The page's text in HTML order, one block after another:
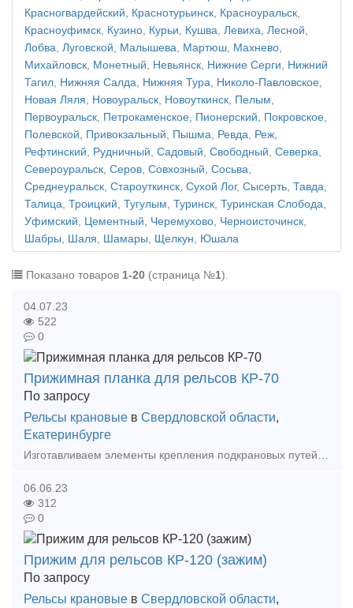
Красногвардейский, Краснотурьинск, Красноуральск,
Красноуфимск, Кузино, Курьи, Кушва, Левиха, Лесной,
Лобва, Луговской, Малышева, Мартюш, Махнево,
Михайловск, Монетный, Невьянск, Нижние Серги, Нижний
Тагил, Нижняя Салда, Нижняя Тура, Николо-Павловское,
Новая Ляля, Новоуральск, Новоуткинск, Пелым,
Первоуральск, Петрокаменское, Пионерский, Покровское,
Полевской, Привокзальный, Пышма, Ревда, Реж,
Рефтинский, Рудничный, Садовый, Свободный, Северка,
Североуральск, Серов, Совхозный, Сосьва,
Среднеуральск, Староуткинск, Сухой Лог, Сысерть, Тавда,
Талица, Троицкий, Тугулым, Туринск, Туринская Слобода,
Уфимский, Цементный, Черемухово, Черноисточинск,
Шабры, Шаля, Шамары, Щелкун, Юшала
Показано товаров 1-20 (страница №1).
04.07.23
522
0
Прижимная планка для рельсов КР-70
По запросу
Рельсы крановые в Свердловской области,
Екатеринбурге
06.06.23
312
0
Прижим для рельсов КР-120 (зажим)
По запросу
Рельсы крановые в Свердловской области,